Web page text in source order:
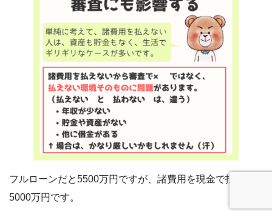
フルローンだと5500万円ですが、諸費用を現金で払えば
5000万円です。